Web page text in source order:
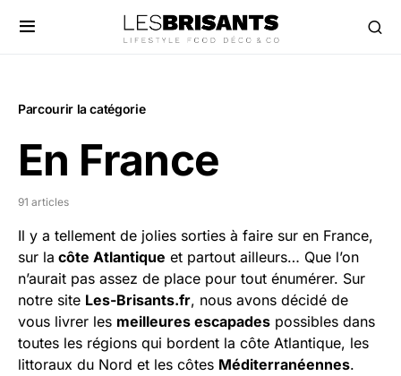
Parcourir la catégorie
En France
91 articles
Il y a tellement de jolies sorties à faire sur en France,
sur la côte Atlantique et partout ailleurs… Que l’on
n’aurait pas assez de place pour tout énumérer. Sur
notre site Les-Brisants.fr, nous avons décidé de
vous livrer les meilleures escapades possibles dans
toutes les régions qui bordent la côte Atlantique, les
littoraux du Nord et les côtes Méditerranéennes.